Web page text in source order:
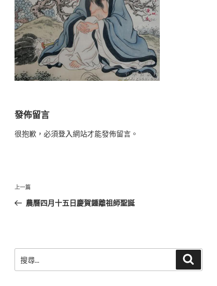
發佈留言
很抱歉，必須登入網站才能發佈留言。
文
導
上
一
上一篇
農曆四月十五日慶賀鍾離祖師聖誕
尋